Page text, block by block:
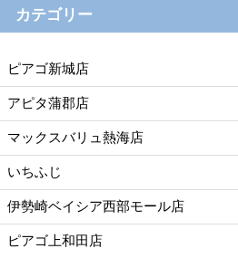
カテゴリー
ピアゴ新城店
アピタ蒲郡店
マックスバリュ熱海店
いちふじ
伊勢崎ベイシア西部モール店
ピアゴ上和田店